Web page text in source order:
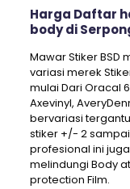
Harga Daftar
body di
Mawar Stiker
variasi merek
mulai Dari Oracal
Axevinyl,
bervariasi
stiker +/- 2
profesional ini
melindungi Body
protection Film.